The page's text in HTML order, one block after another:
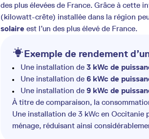
des plus élevées de France. Grâce à cette
(kilowatt-crête) installée dans la région
solaire est l’un des plus élevé de France.
Exemple de rendement
Une installation de 3 kWc de
Une installation de 6 kWc de
Une installation de 9 kWc de
À titre de comparaison, la
Une installation de 3 kWc en Occitanie
ménage, réduisant ainsi